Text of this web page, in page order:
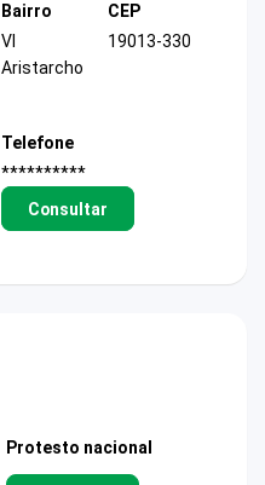
Bairro
Vl
Aristarcho
CEP
19013-330
Telefone
**********
Consultar
Protesto nacional